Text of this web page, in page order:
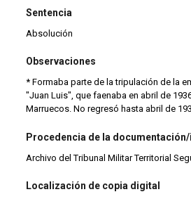
Sentencia
Absolución
Observaciones
* Formaba parte de la tripulación de la
"Juan Luis", que faenaba en abril de
Marruecos. No regresó hasta abril de
Procedencia de la
Archivo del Tribunal Militar Territorial
Localización de copia digital